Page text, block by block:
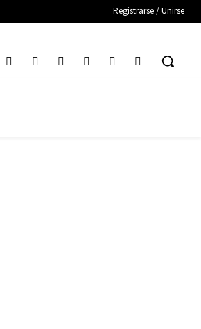
Registrarse / Unirse